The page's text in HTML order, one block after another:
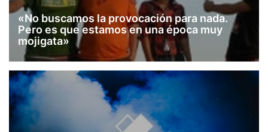
«No buscamos la provocación para nada.
Pero es que estamos en una época muy
mojigata»